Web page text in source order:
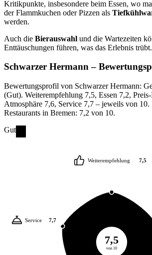
Kritikpunkte, insbesondere beim Essen, wo
der Flammkuchen oder Pizzen als
werden.
Auch die Bierauswahl und die Wartezeiten
Enttäuschungen führen, was das Erlebnis trübt.
Schwarzer Hermann–
Bewertungsprofil von Schwarzer Hermann:
(Gut). Weiterempfehlung 7,5, Essen 7,2,
Atmosphäre 7,6, Service 7,7 – jeweils von
Restaurants in Bremen: 7,2 von 10.
Gut
7,5
von 10
Weiterempfehlung 7,5
Service 7,7